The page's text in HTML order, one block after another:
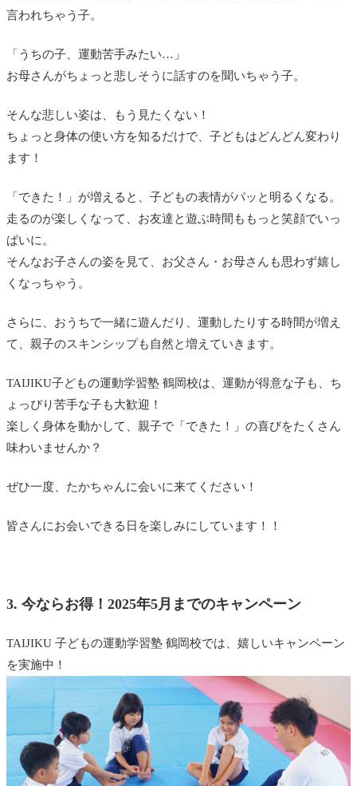
言われちゃう子。
「うちの子、運動苦手みたい…」
お母さんがちょっと悲しそうに話すのを聞いちゃう子。
そんな悲しい姿は、もう見たくない！
ちょっと身体の使い方を知るだけで、子どもはどんどん変わり
ます！
「できた！」が増えると、子どもの表情がパッと明るくなる。
走るのが楽しくなって、お友達と遊ぶ時間ももっと笑顔でいっ
ぱいに。
そんなお子さんの姿を見て、お父さん・お母さんも思わず嬉し
くなっちゃう。
さらに、おうちで一緒に遊んだり、運動したりする時間が増え
て、親子のスキンシップも自然と増えていきます。
TAIJIKU子どもの運動学習塾 鶴岡校は、運動が得意な子も、ち
ょっぴり苦手な子も大歓迎！
楽しく身体を動かして、親子で「できた！」の喜びをたくさん
味わいませんか？
ぜひ一度、たかちゃんに会いに来てください！
皆さんにお会いできる日を楽しみにしています！！
3. 今ならお得！2025年5月までのキャンペーン
TAIJIKU 子どもの運動学習塾 鶴岡校では、嬉しいキャンペーン
を実施中！